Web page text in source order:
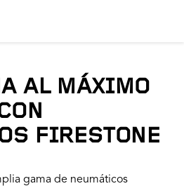
AL MÁXIMO
FIRESTONE
gama de neumáticos